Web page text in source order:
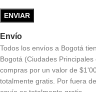
Envío
Todos los envíos a Bogotá
Bogotá (Ciudades
compras por un valor de
totalmente gratis. Por fuera